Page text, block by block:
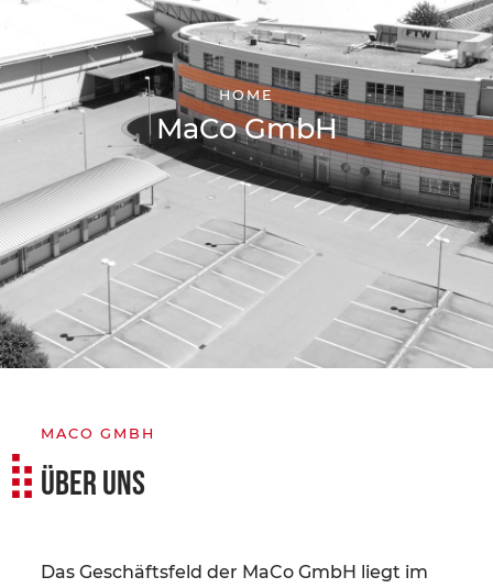
HOME
MaCo GmbH
MACO GMBH
ÜBER UNS
Das Geschäftsfeld der MaCo GmbH liegt im